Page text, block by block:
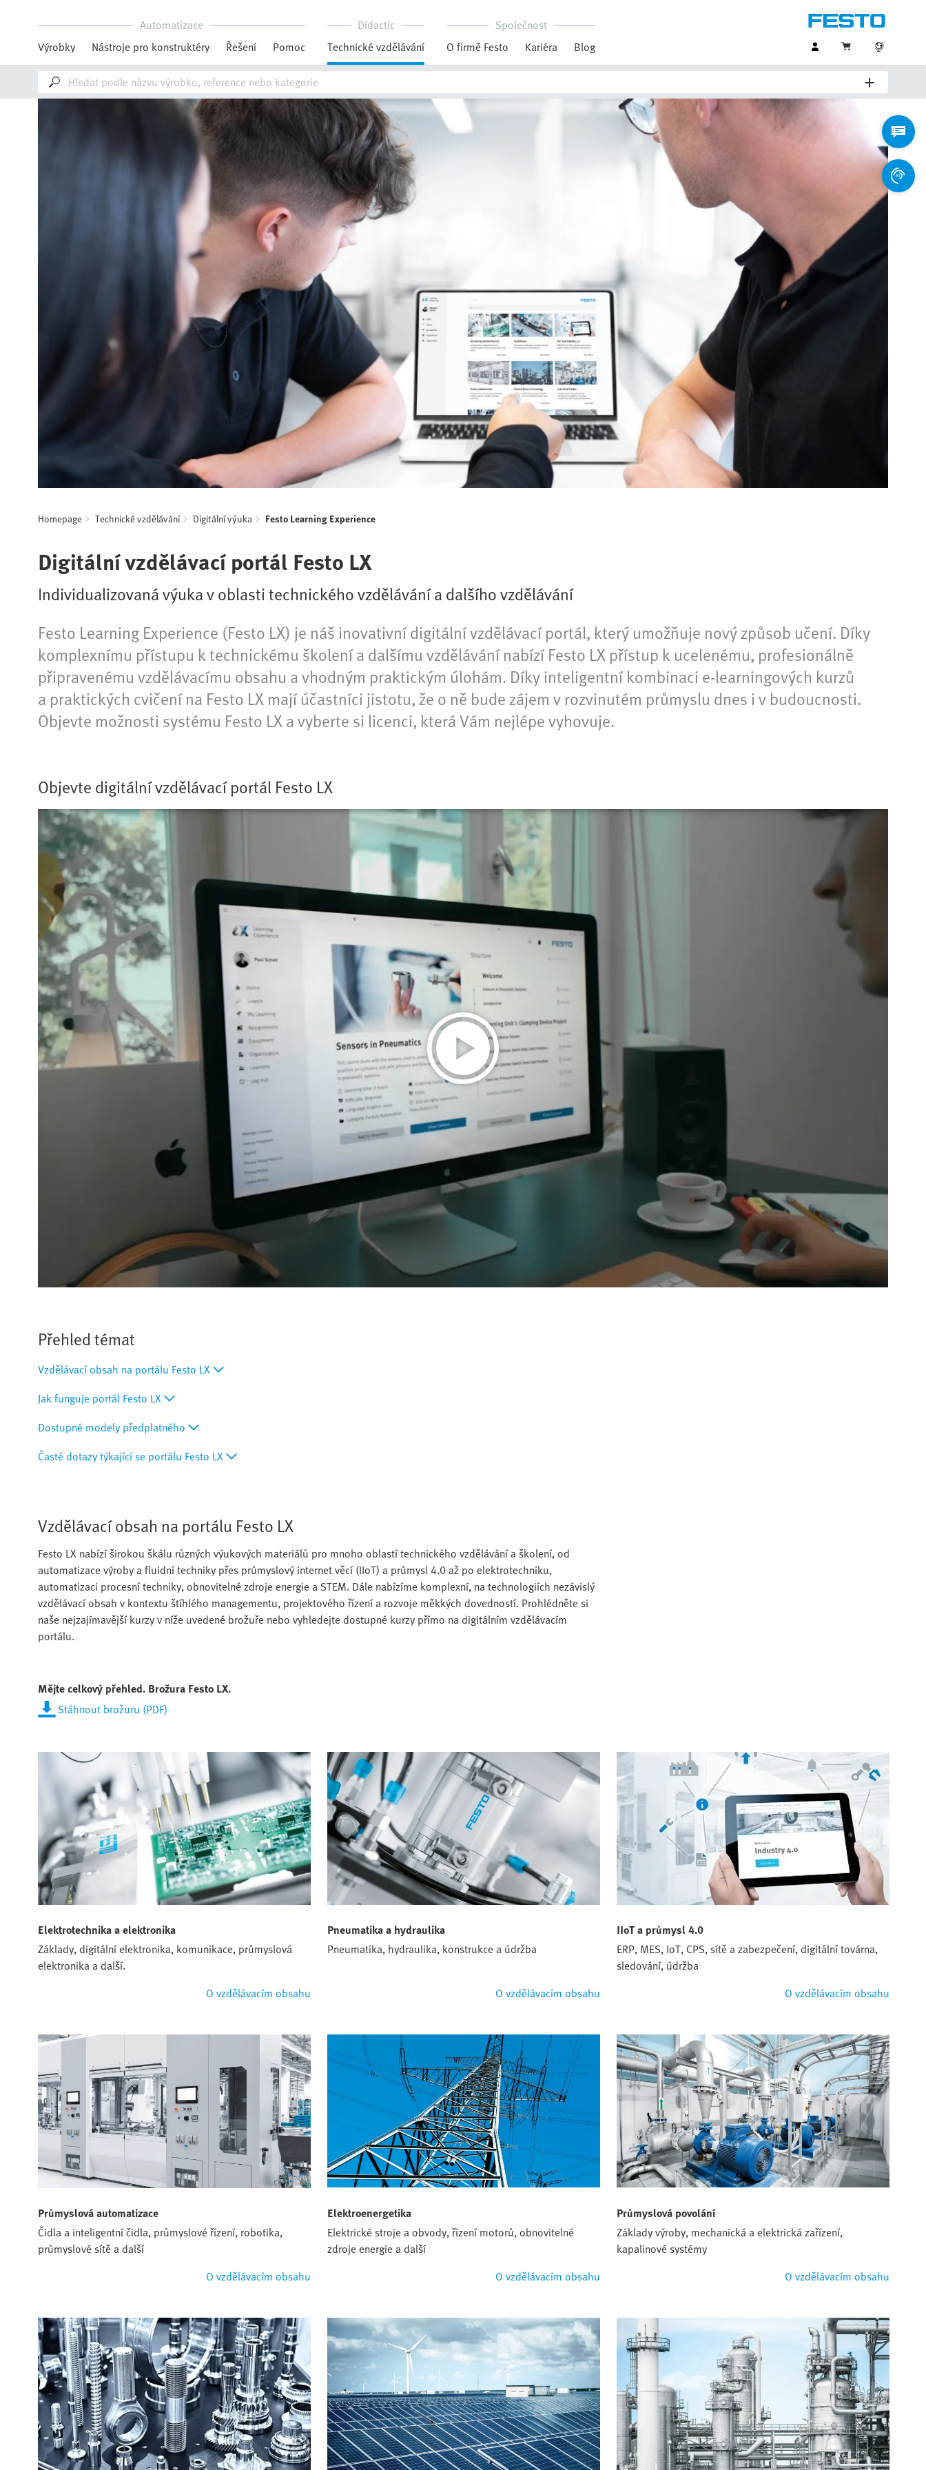
Automatizace
Výrobky
Nástroje pro konstruktéry Řešení Pomoc
Didactic
Technické vzdělávání
Společnost
O firmě Festo
Kariéra Blog
Homepage Technické vzdělávání Digitální výuka Festo Learning Experience
Digitální vzdělávací portál Festo LX
Individualizovaná výuka v oblasti technického vzdělávání a dalšího vzdělávání
Festo Learning Experience (Festo LX) je náš inovativní digitální vzdělávací portál, který umožňuje nový způsob učení. Díky
komplexnímu přístupu k technickému školení a dalšímu vzdělávání nabízí Festo LX přístup k ucelenému, profesionálně
připravenému vzdělávacímu obsahu a vhodným praktickým úlohám. Díky inteligentní kombinaci e-learningových kurzů
a praktických cvičení na Festo LX mají účastníci jistotu, že o ně bude zájem v rozvinutém průmyslu dnes i v budoucnosti.
Objevte možnosti systému Festo LX a vyberte si licenci, která Vám nejlépe vyhovuje.
Objevte digitální vzdělávací portál Festo LX
Přehled témat
Vzdělávací obsah na portálu Festo LX
Jak funguje portál Festo LX
Dostupné modely předplatného
Časté dotazy týkající se portálu Festo LX
Vzdělávací obsah na portálu Festo LX
Festo LX nabízí širokou škálu různých výukových materiálů pro mnoho oblastí technického vzdělávání a školení, od
automatizace výroby a fluidní techniky přes průmyslový internet věcí (IIoT) a průmysl 4.0 až po elektrotechniku,
automatizaci procesní techniky, obnovitelné zdroje energie a STEM. Dále nabízíme komplexní, na technologiích nezávislý
vzdělávací obsah v kontextu štíhlého managementu, projektového řízení a rozvoje měkkých dovedností. Prohlédněte si
naše nejzajímavější kurzy v níže uvedené brožuře nebo vyhledejte dostupné kurzy přímo na digitálním vzdělávacím
portálu.
Mějte celkový přehled. Brožura Festo LX.
Stáhnout brožuru (PDF)
Elektrotechnika a elektronika
Základy, digitální elektronika, komunikace, průmyslová
elektronika a další.
O vzdělávacím obsahu
Pneumatika a hydraulika
Pneumatika, hydraulika, konstrukce a údržba
O vzdělávacím obsahu
IIoT a průmysl 4.0
ERP, MES, IoT, CPS, sítě a zabezpečení, digitální továrna,
sledování, údržba
O vzdělávacím obsahu
Průmyslová automatizace
Čidla a inteligentní čidla, průmyslové řízení, robotika,
průmyslové sítě a další
O vzdělávacím obsahu
Elektroenergetika
Elektrické stroje a obvody, řízení motorů, obnovitelné
zdroje energie a další
O vzdělávacím obsahu
Průmyslová povolání
Základy výroby, mechanická a elektrická zařízení,
kapalinové systémy
O vzdělávacím obsahu